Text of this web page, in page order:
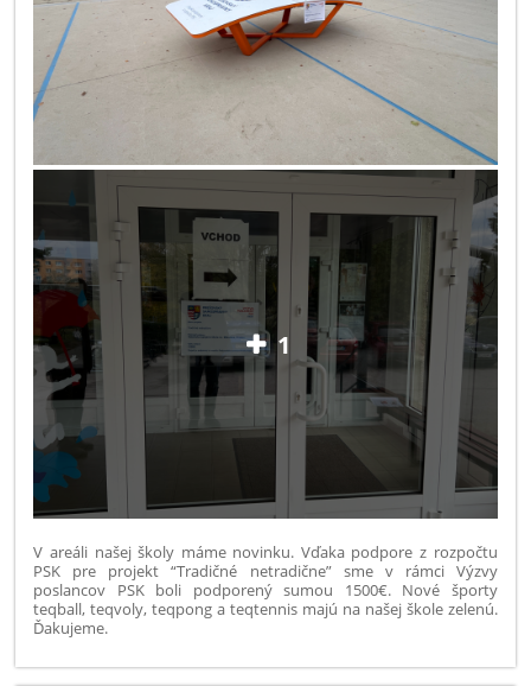
1
V areáli našej školy máme novinku. Vďaka podpore z rozpočtu
PSK pre projekt “Tradičné netradične” sme v rámci Výzvy
poslancov PSK boli podporený sumou 1500€. Nové športy
teqball,teqvoly, teqpong a teqtennis majú na našej škole zelenú.
Ďakujeme.